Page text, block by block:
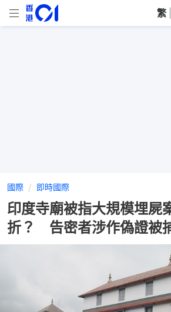
繁
國際 即時國際
印度寺廟被指大規模埋屍
折？ 告密者涉作偽證被